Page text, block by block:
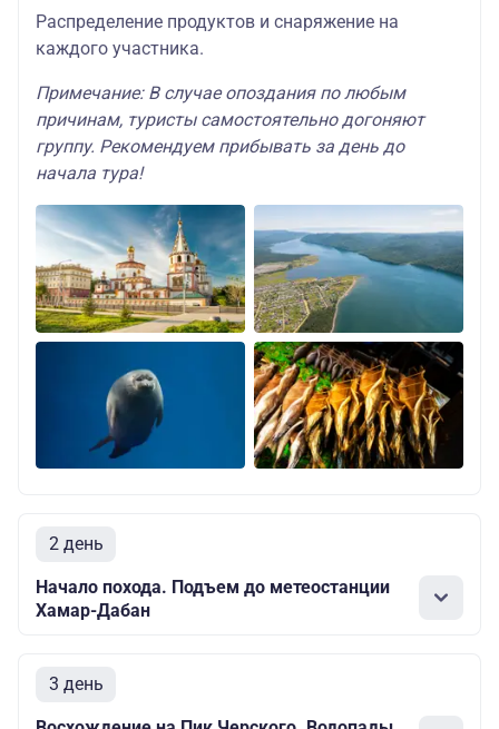
Распределение продуктов и снаряжение на
каждого участника.
Примечание: В случае опоздания по любым
причинам, туристы самостоятельно догоняют
группу. Рекомендуем прибывать за день до
начала тура!
2 день
Начало похода. Подъем до метеостанции
Хамар-Дабан
3 день